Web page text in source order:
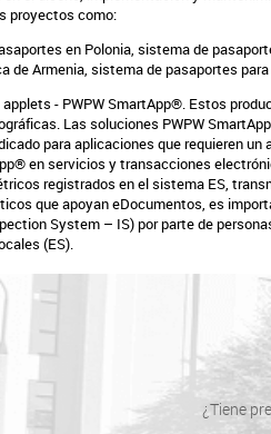
proyectos como:
en Polonia, sistema de
de Armenia, sistema de pasaportes
applets - PWPW SmartApp®. Estos
Las soluciones PWPW
para aplicaciones que requieren
en servicios y transacciones
registrados en el sistema ES,
que apoyan eDocumentos, es
System – IS) por parte de
(ES).
¿Tiene